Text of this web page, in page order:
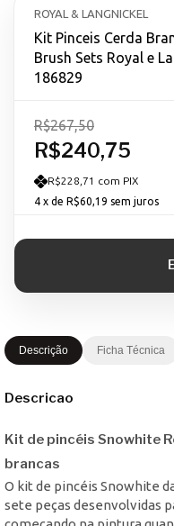
ROYAL & LANGNICKEL
Kit Pinceis Cerda
Brush Sets Royal e
186829
R$240,75
R$267,50
R$228,71 com PIX
4 x de R$60,19 sem juros
Descrição Ficha Técnica
Descricao
Kit de pincéis Snowhite
brancas
O kit de pincéis Snowhite
sete peças desenvolvidas